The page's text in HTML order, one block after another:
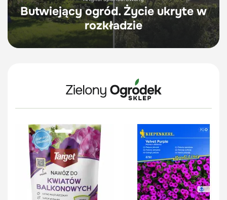
Butwiejący ogród. Życie ukryte w
rozkładzie